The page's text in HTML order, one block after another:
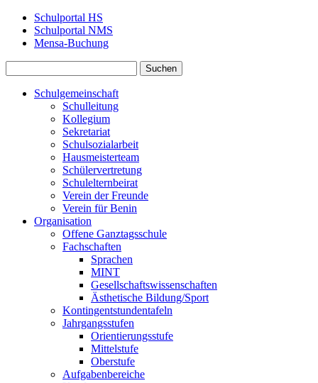
Schulportal HS
Schulportal NMS
Mensa‑Buchung
Schulgemeinschaft
Schulleitung
Kollegium
Sekretariat
Schulsozialarbeit
Hausmeisterteam
Schülervertretung
Schulelternbeirat
Verein der Freunde
Verein für Benin
Organisation
Offene Ganztagsschule
Fachschaften
Sprachen
MINT
Gesellschaftswissenschaften
Ästhetische Bildung/Sport
Kontingentstundentafeln
Jahrgangsstufen
Orientierungsstufe
Mittelstufe
Oberstufe
Aufgabenbereiche